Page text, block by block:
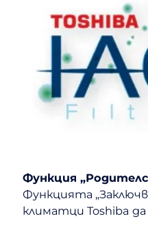
Функция
Функцията
климатци Toshiba